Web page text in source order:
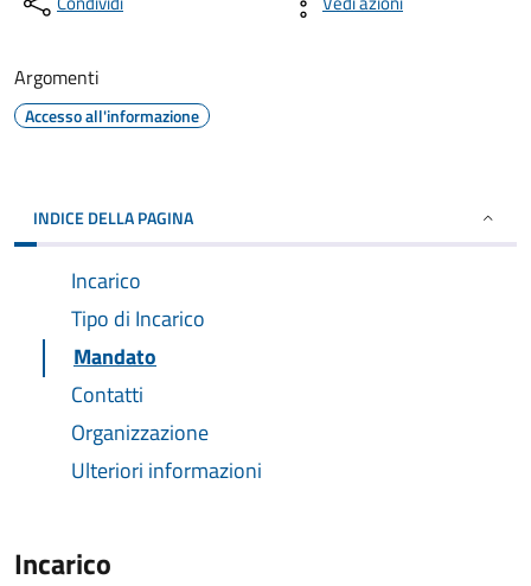
Argomenti
Accesso all'informazione
INDICE DELLA PAGINA
Incarico
Tipo di Incarico
Mandato
Contatti
Organizzazione
Ulteriori informazioni
Incarico